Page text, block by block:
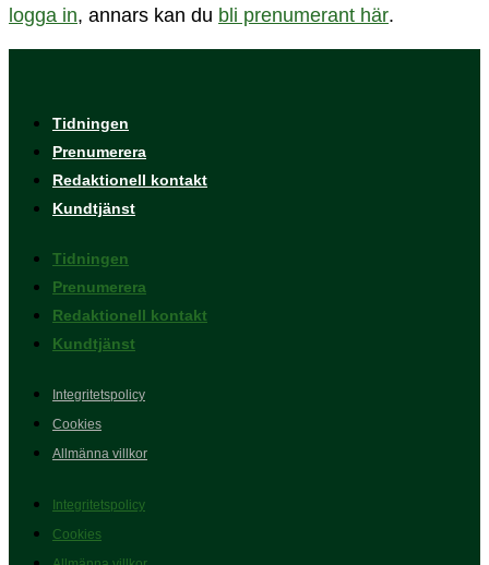
logga in, annars kan du bli prenumerant här.
Tidningen
Prenumerera
Redaktionell kontakt
Kundtjänst
Tidningen
Prenumerera
Redaktionell kontakt
Kundtjänst
Integritetspolicy
Cookies
Allmänna villkor
Integritetspolicy
Cookies